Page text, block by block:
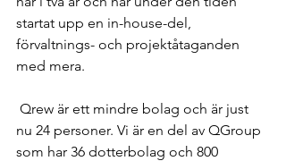
startat upp en in-house-del,
förvaltnings- och projektåtaganden
med mera.
nu 24 personer. Vi är en del av QGroup
som har 36 dotterbolag och 800